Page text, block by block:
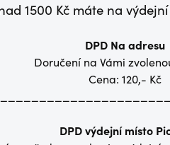
1500 Kč máte na
DPD Na adresu
Doručení na Vámi
Cena: 120,- Kč
DPD výdejní místo